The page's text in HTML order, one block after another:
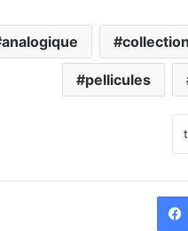
analogique
pellicules